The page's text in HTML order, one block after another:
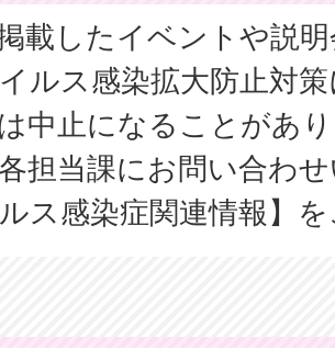
載したイベントや説
ルス感染拡大防止対
中止になることがあ
担当課にお問い合わ
ス感染症関連情報】